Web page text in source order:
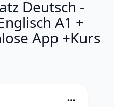
Deutsch -
A1 +
App +Kurs